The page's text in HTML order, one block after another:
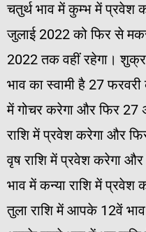
चतुर्थ भाव में कुम्भ में प्रवेश
जुलाई 2022 को फिर से
2022 तक वहीं रहेगा।
भाव का स्वामी है 27
में गोचर करेगा और फिर
राशि में प्रवेश करेगा और
वृष राशि में प्रवेश करेगा
भाव में कन्या राशि में
तुला राशि में आपके 12वें